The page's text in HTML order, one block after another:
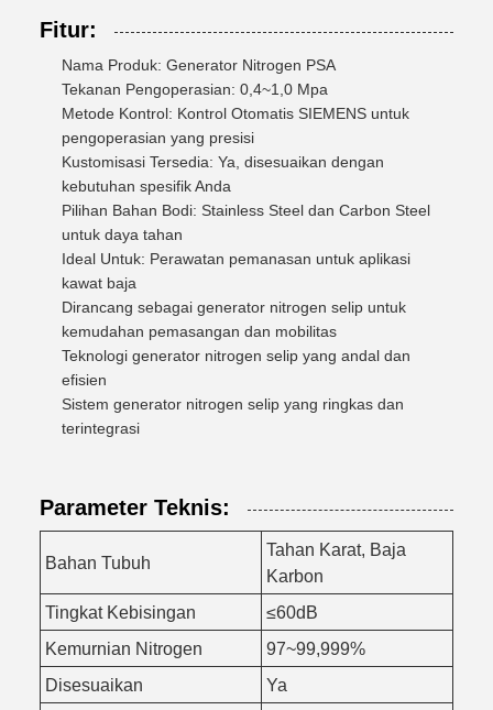
Fitur:
Nama Produk: Generator Nitrogen PSA
Tekanan Pengoperasian: 0,4~1,0 Mpa
Metode Kontrol: Kontrol Otomatis SIEMENS untuk
pengoperasian yang presisi
Kustomisasi Tersedia: Ya, disesuaikan dengan
kebutuhan spesifik Anda
Pilihan Bahan Bodi: Stainless Steel dan Carbon Steel
untuk daya tahan
Ideal Untuk: Perawatan pemanasan untuk aplikasi
kawat baja
Dirancang sebagai generator nitrogen selip untuk
kemudahan pemasangan dan mobilitas
Teknologi generator nitrogen selip yang andal dan
efisien
Sistem generator nitrogen selip yang ringkas dan
terintegrasi
Parameter Teknis:
Bahan Tubuh
Tahan Karat, Baja
Karbon
Tingkat Kebisingan
≤60dB
Kemurnian Nitrogen
97~99,999%
Disesuaikan
Ya